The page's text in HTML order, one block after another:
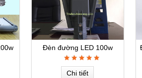
Đèn đường LED 100w
Chi tiết